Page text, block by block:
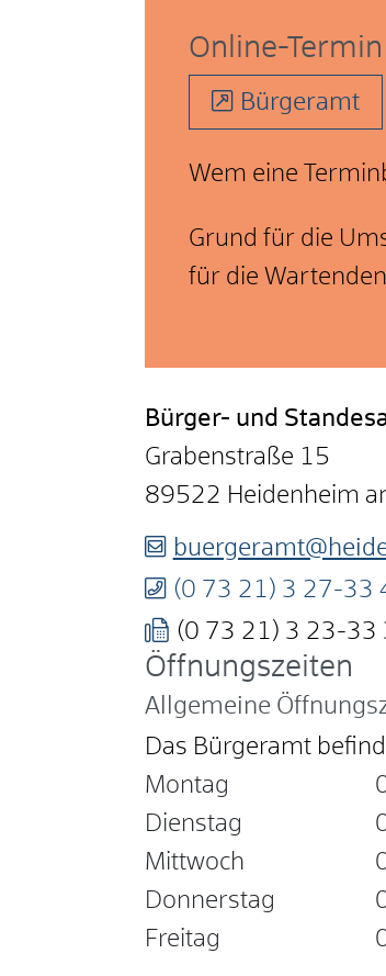
Online-
Bürgeramt
Wem eine
Grund für die
für die
Bürger- und
Grabenstraße 15
89522 Heidenheim
(0 73 21) 3 27-33
(0 73 21) 3 23-33
Öffnungszeiten
Allgemeine
Das Bürgeramt
Montag
Dienstag
Mittwoch
Donnerstag
Freitag